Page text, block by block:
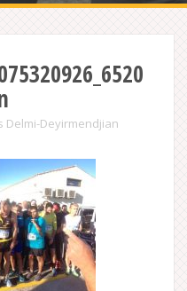
Delmi-Deyirmendjian